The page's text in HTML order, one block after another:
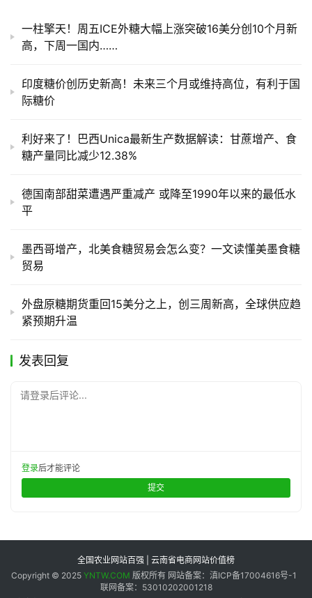
一柱擎天！周五ICE外糖大幅上涨突破16美分创10个月新
高，下周一国内……
印度糖价创历史新高！未来三个月或维持高位，有利于国
际糖价
利好来了！巴西Unica最新生产数据解读：甘蔗增产、食
糖产量同比减少12.38%
德国南部甜菜遭遇严重减产 或降至1990年以来的最低水
平
墨西哥增产，北美食糖贸易会怎么变？一文读懂美墨食糖
贸易
外盘原糖期货重回15美分之上，创三周新高，全球供应趋
紧预期升温
发表回复
请登录后评论...
登录后才能评论
提交
全国农业网站百强 | 云南省电商网站价值榜
Copyright © 2025 YNTW.COM 版权所有 网站备案：滇ICP备17004616号-1
联网备案：53010202001218